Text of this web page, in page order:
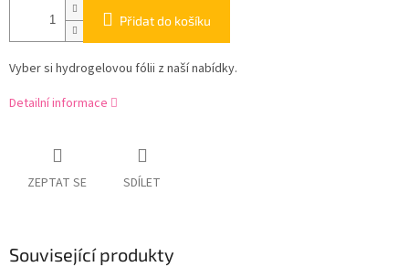
Přidat do košíku
Vyber si hydrogelovou fólii z naší nabídky.
Detailní informace
ZEPTAT SE SDÍLET
Související produkty